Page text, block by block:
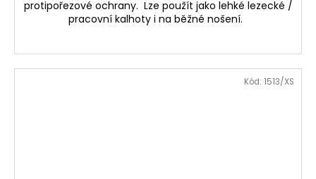
protipořezové ochrany. Lze použít jako lehké lezecké /
pracovní kalhoty i na běžné nošení.
Kód: 1513/XS